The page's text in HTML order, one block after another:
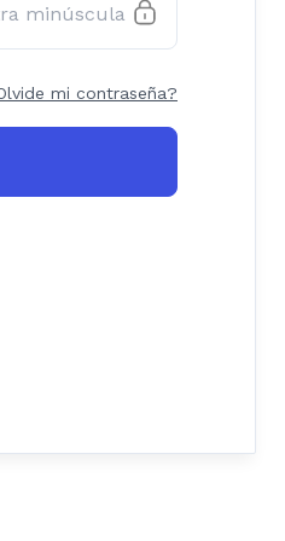
mi contraseña?